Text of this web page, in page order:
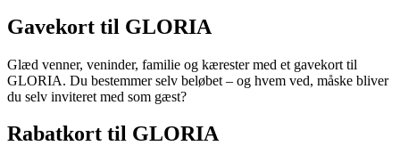
Gavekort til GLORIA
Glæd venner, veninder, familie og kærester med et gavekort til
GLORIA. Du bestemmer selv beløbet – og hvem ved, måske bliver
du selv inviteret med som gæst?
Rabatkort til GLORIA